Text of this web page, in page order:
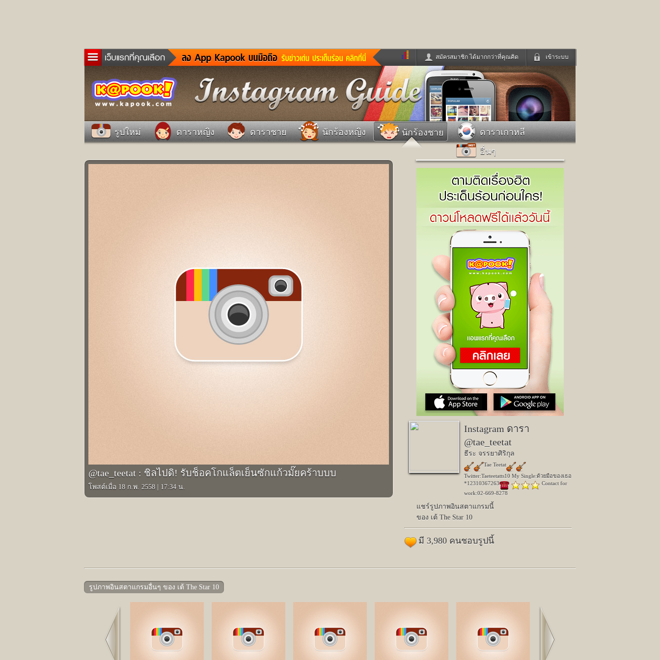
เข้าระบบ
สมัครสมาชิก ได้มากกว่าที่คุณคิด
ข่าวด่วน ข่าวสั้น ข่าวดารา
ดูทีวี
ละคร
หนังใหม่ ฟังเพลง
ฟังวิทยุออนไลน์
เกม
หมากรุกไทย แชทหมากฮอส
Glitter
แต่งงาน
แม่และเด็ก
ดูดวง
ทำนายฝัน สุขภาพ
สัตว์เลี้ยง
ผู้ชาย
ผลบอล บ้านและการตกแต่ง
ท่องเที่ยว
การศึกษา
dictionary
เช็คความเร็วเน็ต
Facebook
เข้าระบบด้วย User Kapook
Email
Password
เข้าระบบด้วย Facebook
รูปใหม่ ดาราหญิง ดาราชาย นักร้องหญิง นักร้องชาย
ดาราเกาหลี
อื่นๆ
@tae_teetat : ชิลไปดิ! รับช็อคโกแล็ตเย็นซักแก้วมั๊ยคร้าบบบ
โพสต์เมื่อ 18 ก.พ. 2558 17:34 น.
Instagram ดารา
@tae_teetat
ธีระ จรรยาศิริกุล
Tae Teetat
Twitter:Taeteetatts10 My Single:ด้วยมือของเธอ
*12310367263
Contact for
work:02-669-8278
แชร์รูปภาพอินสตาแกรมนี้
ของ เต้ The Star 10
มี 3,980 คนชอบรูปนี้
รูปภาพอินสตาแกรมอื่นๆ ของ เต้ The Star 10